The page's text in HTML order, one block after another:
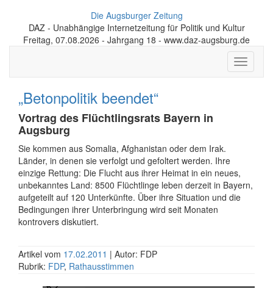
Die Augsburger Zeitung
DAZ - Unabhängige Internetzeitung für Politik und Kultur
Freitag, 07.08.2026 - Jahrgang 18 - www.daz-augsburg.de
Toggle
„Betonpolitik beendet“
Vortrag des Flüchtlingsrats Bayern in
Augsburg
Sie kommen aus Somalia, Afghanistan oder dem Irak.
Länder, in denen sie verfolgt und gefoltert werden. Ihre
einzige Rettung: Die Flucht aus ihrer Heimat in ein neues,
unbekanntes Land: 8500 Flüchtlinge leben derzeit in Bayern,
aufgeteilt auf 120 Unterkünfte. Über ihre Situation und die
Bedingungen ihrer Unterbringung wird seit Monaten
kontrovers diskutiert.
Artikel vom 17.02.2011 | Autor: FDP
Rubrik: FDP, Rathausstimmen